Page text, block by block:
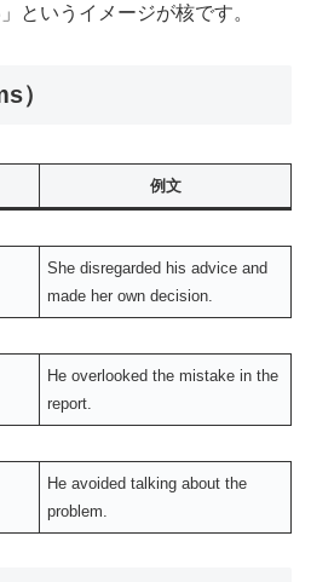
というイメージが核です。
）
例文
She disregarded his advice and
made her own decision.
He overlooked the mistake in the
report.
He avoided talking about the
problem.